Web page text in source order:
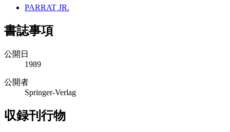
PARRAT JR.
書誌事項
公開日
1989
公開者
Springer-Verlag
収録刊行物